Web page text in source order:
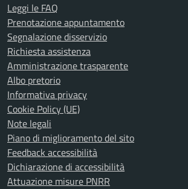
Leggi le FAQ
Prenotazione appuntamento
Segnalazione disservizio
Richiesta assistenza
Amministrazione trasparente
Albo pretorio
Informativa privacy
Cookie Policy (UE)
Note legali
Piano di miglioramento del sito
Feedback accessibilità
Dichiarazione di accessibilità
Attuazione misure PNRR